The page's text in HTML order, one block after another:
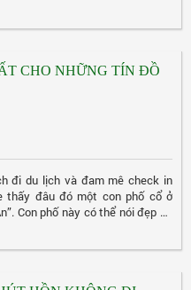
CHO NHỮNG TÍN ĐỒ
đi du lịch và đam mê check in
thấy đâu đó một con phố cổ ở
Con phố này có thể nói đẹp cả